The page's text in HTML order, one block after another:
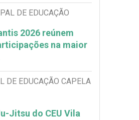
DE EDUCAÇÃO
2026 reúnem
na maior
DE EDUCAÇÃO CAPELA
Jitsu do CEU Vila